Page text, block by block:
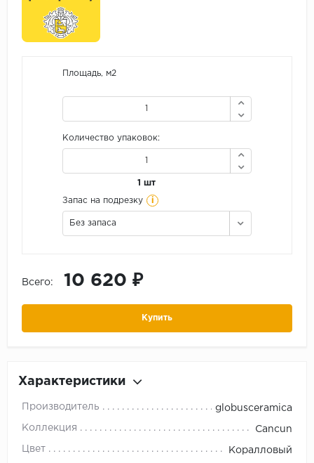
Площадь, м2
Количество упаковок:
1 шт
Запас на подрезку i
Без запаса
Всего: 10 620 ₽
Купить
Характеристики
Производитель globusceramica
Коллекция Cancun
Цвет Коралловый